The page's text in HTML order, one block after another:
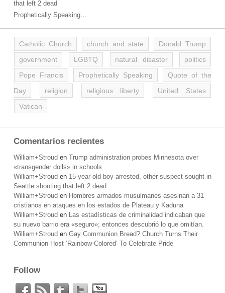
that left 2 dead
Prophetically Speaking…
Catholic Church church and state
Donald Trump
government
LGBTQ natural disaster
politics
Pope Francis
Prophetically Speaking
Quote of the
Day
religion religious liberty
United States
Vatican
Comentarios recientes
William+Stroud en Trump administration probes Minnesota over
«transgender dolls» in schools
William+Stroud en 15-year-old boy arrested, other suspect sought in
Seattle shooting that left 2 dead
William+Stroud en Hombres armados musulmanes asesinan a 31
cristianos en ataques en los estados de Plateau y Kaduna
William+Stroud en Las estadísticas de criminalidad indicaban que
su nuevo barrio era «seguro»; entonces descubrió lo que omitían.
William+Stroud en Gay Communion Bread? Church Turns Their
Communion Host ‘Rainbow-Colored’ To Celebrate Pride
Follow